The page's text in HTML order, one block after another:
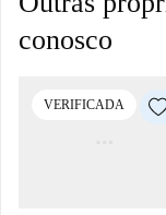
conosco
VERIFICADA